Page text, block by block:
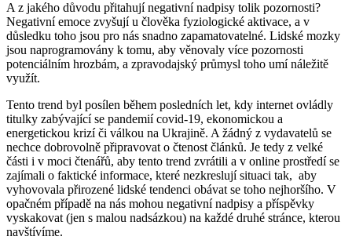
A z jakého důvodu přitahují negativní nadpisy tolik pozornosti?
Negativní emoce zvyšují u člověka fyziologické aktivace, a v
důsledku toho jsou pro nás snadno zapamatovatelné. Lidské mozky
jsou naprogramovány k tomu, aby věnovaly více pozornosti
potenciálním hrozbám, a zpravodajský průmysl toho umí náležitě
využít.
Tento trend byl posílen během posledních let, kdy internet ovládly
titulky zabývající se pandemií covid-19, ekonomickou a
energetickou krizí či válkou na Ukrajině. A žádný z vydavatelů se
nechce dobrovolně připravovat o čtenost článků. Je tedy z velké
části i v moci čtenářů, aby tento trend zvrátili a v online prostředí se
zajímali o faktické informace, které nezkreslují situaci tak, aby
vyhovovala přirozené lidské tendenci obávat se toho nejhoršího. V
opačném případě na nás mohou negativní nadpisy a příspěvky
vyskakovat (jen s malou nadsázkou) na každé druhé stránce, kterou
navštívíme.